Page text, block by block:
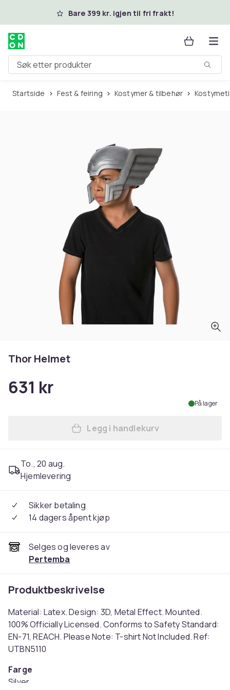
Hopp til hovedinnholdBare 399 kr. igjen til fri frakt!
Søk etter produkter
Startside Fest & feiring Kostymer & tilbehør
Thor Helmet
631 kr
På lager
Legg Thor Helmet i
Legg i handlekurv
To., 20 aug.
Hjemlevering
Sikker betaling
14 dagers åpent kjøp
Selges og leveres av
Pertemba
Produktbeskrivelse
Material: Latex. Design: 3D, Metal Effect. Mounted.
100% Officially Licensed. Conforms to Safety Standard:
EN-71, REACH. Please Note: T-shirt Not Included. Ref:
UTBN5110
Farge
Silver